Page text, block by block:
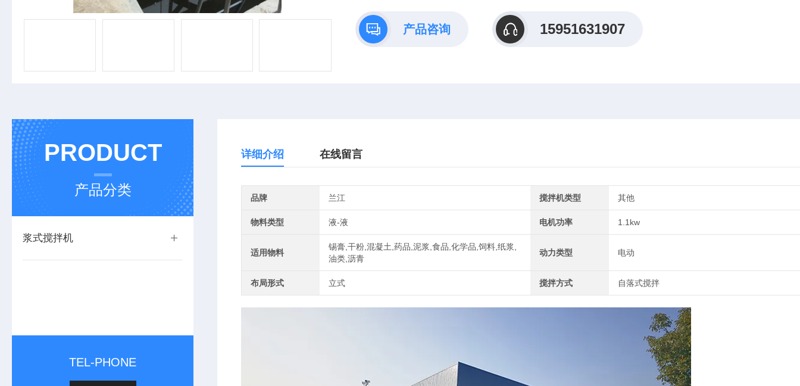
产品咨询 15951631907
PRODUCT
产品分类
浆式搅拌机
TEL-PHONE
详细介绍 在线留言
品牌 兰江 搅拌机类型 其他
物料类型 液-液 电机功率 1.1kw
适用物料
锡膏,干粉,混凝土,药品,泥浆,食品,化学品,饲料,纸浆,
油类,沥青
动力类型 电动
布局形式 立式 搅拌方式 自落式搅拌